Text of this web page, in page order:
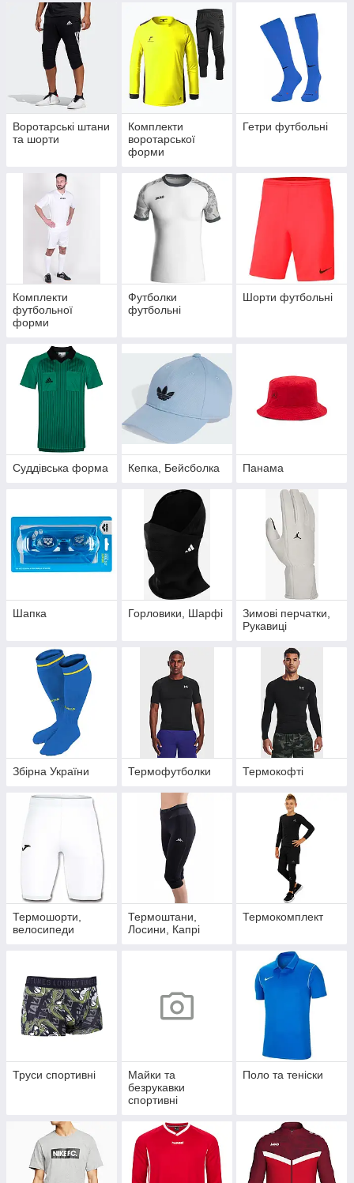
Воротарські штани
та шорти
Комплекти
воротарської
форми
Гетри футбольні
Комплекти
футбольної
форми
Футболки
футбольні
Шорти футбольні
Суддівська форма Кепка, Бейсболка Панама
Шапка Горловики, Шарфі
Зимові перчатки,
Рукавиці
Збірна України Термофутболки Термокофті
Термошорти,
велосипеди
Термоштани,
Лосини, Капрі
Термокомплект
Труси спортивні
Майки та
безрукавки
спортивні
Поло та теніски